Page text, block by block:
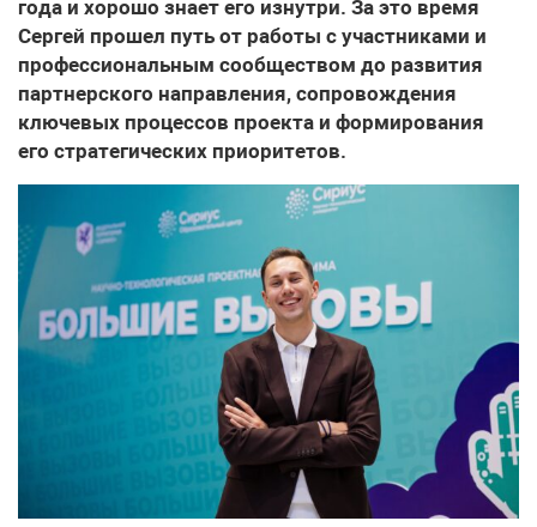
года и хорошо знает его изнутри. За это время
Сергей прошел путь от работы с участниками и
профессиональным сообществом до развития
партнерского направления, сопровождения
ключевых процессов проекта и формирования
его стратегических приоритетов.